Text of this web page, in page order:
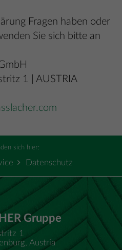
Fragen haben oder
Sie sich bitte an
1 | AUSTRIA
sich hier:
Datenschutz
Gruppe
1
Austria